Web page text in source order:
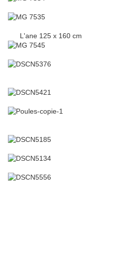
L'ane 125 x 160 cm